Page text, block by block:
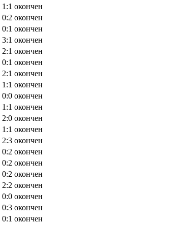
1:1 окончен
0:2 окончен
0:1 окончен
3:1 окончен
2:1 окончен
0:1 окончен
2:1 окончен
1:1 окончен
0:0 окончен
1:1 окончен
2:0 окончен
1:1 окончен
2:3 окончен
0:2 окончен
0:2 окончен
0:2 окончен
2:2 окончен
0:0 окончен
0:3 окончен
0:1 окончен